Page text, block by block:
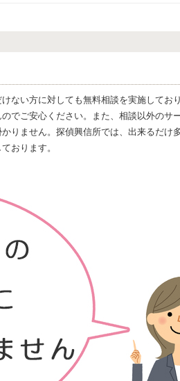
ない方に対しても無料相談を実施してお
でご安心ください。また、相談以外のサ
りません。探偵興信所では、出来るだけ
おります。